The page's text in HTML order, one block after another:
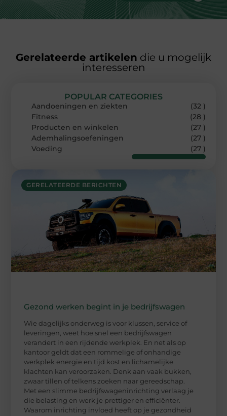
Gerelateerde artikelen die u mogelijk
interesseren
GERELATEERDE BERICHTEN
Gezond werken begint in je bedrijfswagen
Wie dagelijks onderweg is voor klussen, service of
leveringen, weet hoe snel een bedrijfswagen
verandert in een rijdende werkplek. En net als op
kantoor geldt dat een rommelige of onhandige
werkplek energie en tijd kost en lichamelijke
klachten kan veroorzaken. Denk aan vaak bukken,
zwaar tillen of telkens zoeken naar gereedschap.
Met een slimme bedrijfswageninrichting verlaag je
die belasting en werk je prettiger en efficiënter.
Waarom inrichting invloed heeft op je gezondheid
POPULAR CATEGORIES
Aandoeningen en ziekten
(32 )
Fitness
(28 )
Producten en winkelen
(27 )
Ademhalingsoefeningen
(27 )
Voeding
(27 )